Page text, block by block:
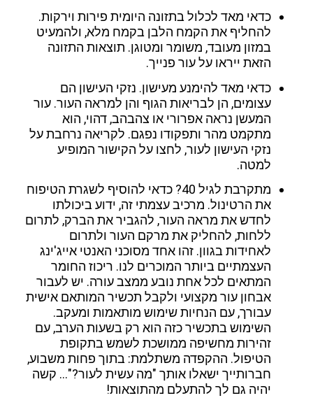
כדאי מאד לכלול בתזונה היומית פירות וירקות.
להחליף את הקמח הלבן בקמח מלא, ולהמעיט
במזון מעובד, משומר ומטוגן. תוצאות התזונה
הזאת ייראו על עור פנייך.
כדאי מאד להימנע מעישון. נזקי העישון הם
עצומים, הן לבריאות הגוף והן למראה העור. עור
המעשן נראה אפרורי או צהבהב, דהוי, הוא
מתקמט מהר ותפקודו נפגם. לקריאה נרחבת על
נזקי העישון לעור, לחצו על הקישור המופיע
למטה.
מתקרבת לגיל 40? כדאי להוסיף לשגרת הטיפוח
את הרטינול. מרכיב עצמתי זה, ידוע ביכולתו
לחדש את מראה העור, להגביר את הברק, לתרום
ללחות, להחליק את מרקם העור ולתרום
לאחידות בגוון. זהו אחד מסוכני האנטי אייג'ינג
העצמתיים ביותר המוכרים לנו. ריכוז החומר
המתאים לכל אחת נובע ממצב עורה. יש לעבור
אבחון עור מקצועי ולקבל תכשיר המותאם אישית
עבורך, עם הנחיות שימוש מותאמות ומעקב.
השימוש בתכשיר כזה הוא רק בשעות הערב, עם
זהירות מחשיפה ממושכת לשמש בתקופת
הטיפול. ההקפדה משתלמת: בתוך פחות משבוע,
חברותייך ישאלו אותך "מה עשית לעור?"… קשה
יהיה גם לך להתעלם מהתוצאות!